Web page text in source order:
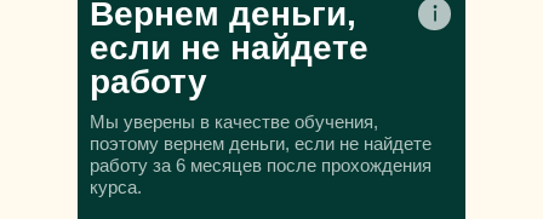
Вернем деньги,
если не найдете
работу
Мы уверены в качестве обучения,
поэтому вернем деньги, если не найдете
работу за 6 месяцев после прохождения
курса.